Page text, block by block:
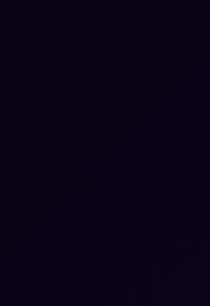
commerce
klienta wiąże się
mechanizmów
zakupom.
i formami